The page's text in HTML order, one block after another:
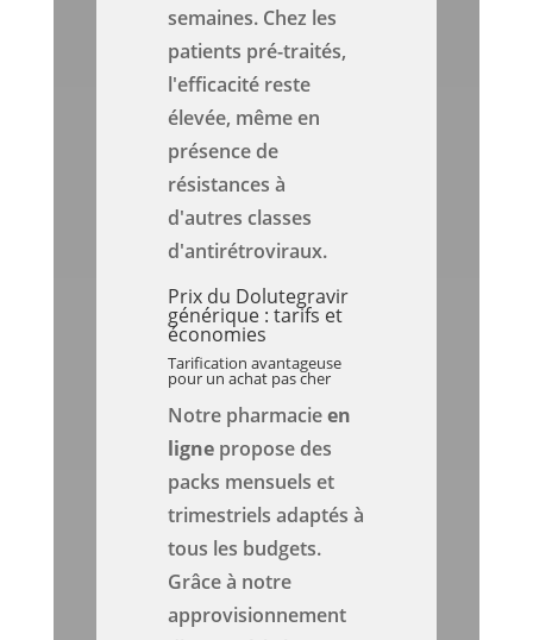
semaines. Chez les
patients pré-traités,
l'efficacité reste
élevée, même en
présence de
résistances à
d'autres classes
d'antirétroviraux.
Prix du Dolutegravir
générique : tarifs et
économies
Tarification avantageuse
pour un achat pas cher
Notre pharmacieen
ligne propose des
packs mensuels et
trimestriels adaptés à
tous les budgets.
Grâce à notre
approvisionnement